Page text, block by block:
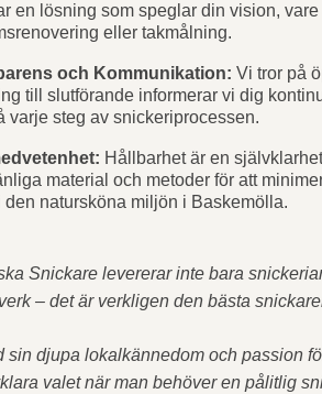
en lösning som speglar din vision,
eller takmålning.
och Kommunikation: Vi tror på
till slutförande informerar vi dig
varje steg av snickeriprocessen.
Hållbarhet är en
material och metoder för att
den natursköna miljön i Baskemölla.
Snickare levererar inte bara
– det är verkligen den bästa
sin djupa lokalkännedom och passion
valet när man behöver en pålitlig